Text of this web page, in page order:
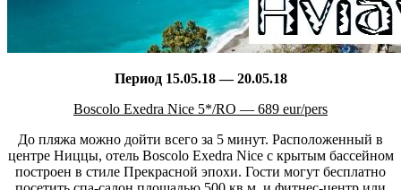
Период 15.05.18 — 20.05.18
Boscolo Exedra Nice 5*/RO — 689 eur/pers
До пляжа можно дойти всего за 5 минут. Расположенный в
центре Ниццы, отель Boscolo Exedra Nice с крытым бассейном
построен в стиле Прекрасной эпохи. Гости могут бесплатно